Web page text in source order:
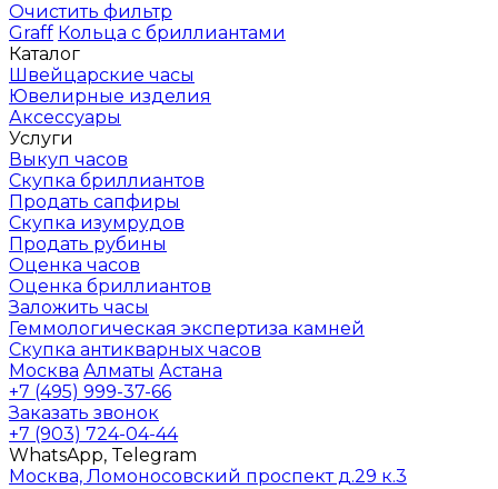
Очистить фильтр
Graff Кольца с бриллиантами
Каталог
Швейцарские часы
Ювелирные изделия
Аксессуары
Услуги
Выкуп часов
Скупка бриллиантов
Продать сапфиры
Скупка изумрудов
Продать рубины
Оценка часов
Оценка бриллиантов
Заложить часы
Геммологическая экспертиза камней
Скупка антикварных часов
Москва Алматы Астана
+7 (495) 999-37-66
Заказать звонок
+7 (903) 724-04-44
WhatsApp, Telegram
Москва, Ломоносовский проспект д.29 к.3